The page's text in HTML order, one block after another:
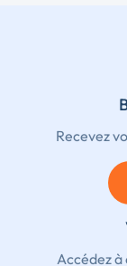
Recevez
Accédez